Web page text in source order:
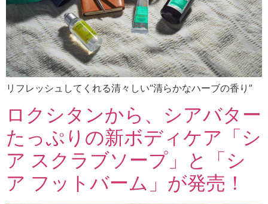
リフレッシュしてくれる清々しい“清らかなハーブの香り”
ロクシタンから、シアバター
たっぷりの新ボディケア「シ
ア スクラブソープ」と「シ
ア フットバーム」が発売！